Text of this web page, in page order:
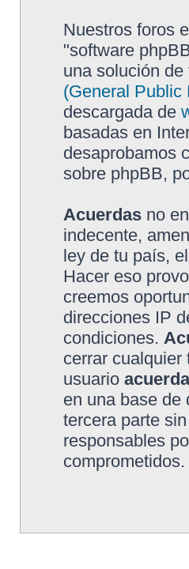
Nuestros foros
"software
una solución
(General Public
descargada de
basadas en
desaprobamos
sobre phpBB,
Acuerdas no
indecente,
ley de tu país,
Hacer eso
creemos
direcciones IP
condiciones.
cerrar cualquier
usuario
en una base de
tercera parte
responsables
comprometidos.